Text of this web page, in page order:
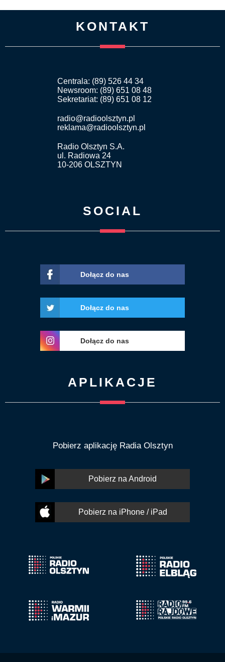
KONTAKT
Centrala: (89) 526 44 34
Newsroom: (89) 651 08 48
Sekretariat: (89) 651 08 12
radio@radioolsztyn.pl
reklama@radioolsztyn.pl
Radio Olsztyn S.A.
ul. Radiowa 24
10-206 OLSZTYN
SOCIAL
Dołącz do nas
Dołącz do nas
Dołącz do nas
APLIKACJE
Pobierz aplikację Radia Olsztyn
Pobierz na Android
Pobierz na iPhone / iPad